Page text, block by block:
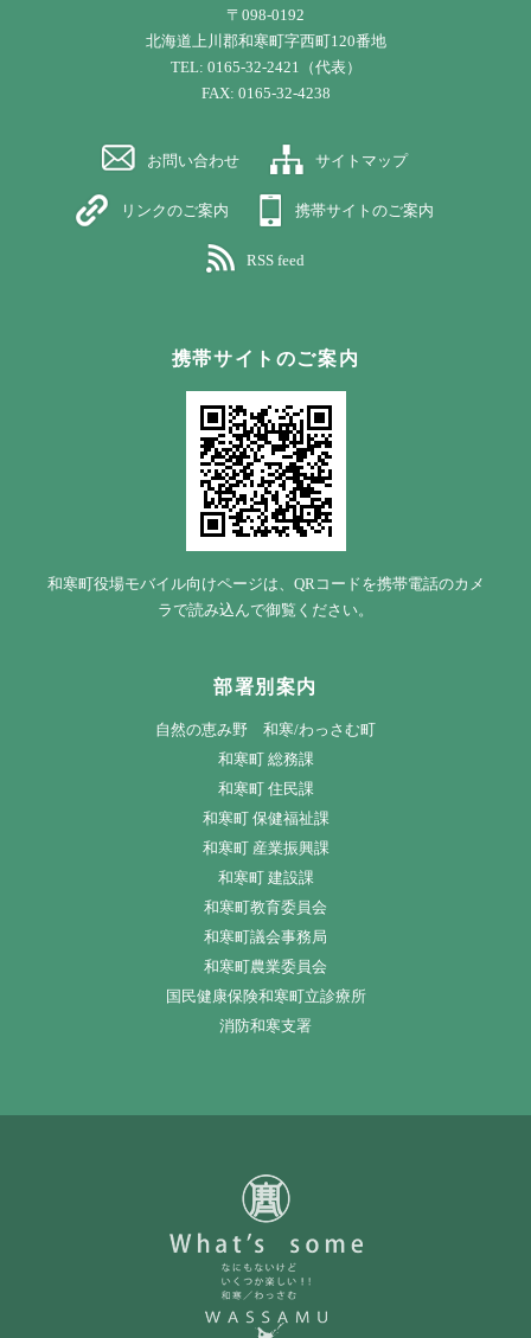
〒098-0192
北海道上川郡和寒町字西町120番地
TEL: 0165-32-2421（代表）
FAX: 0165-32-4238
お問い合わせ サイトマップ
リンクのご案内 携帯サイトのご案内
RSS feed
携帯サイトのご案内
和寒町役場モバイル向けページは、QRコードを携帯電話のカメ
ラで読み込んで御覧ください。
部署別案内
自然の恵み野 和寒/わっさむ町
和寒町 総務課
和寒町 住民課
和寒町 保健福祉課
和寒町 産業振興課
和寒町 建設課
和寒町教育委員会
和寒町議会事務局
和寒町農業委員会
国民健康保険和寒町立診療所
消防和寒支署